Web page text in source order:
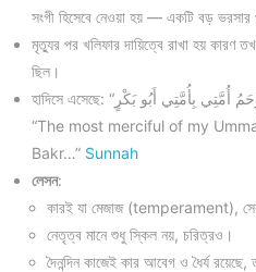
সংগী হিসেবে নেওয়া হয় — একটি বড় ভরসার
মৃত্যুর পর খলিফার দায়িত্বে রাখা হয়
ছিল।
“The most merciful of my
Bakr…” Sunnah
লেসন:
কারই যা মেজাজ (temperament),
নেতৃত্ব মানে শুধু স্কিল নয়, চরিত্রও।
দৈনন্দিন কাজেই কার আবেগ ও ধৈর্য রয়েছে,